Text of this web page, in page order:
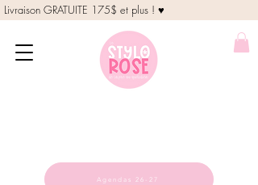
Livraison GRATUITE 175$ et plus ! ♥
Agendas 26-27